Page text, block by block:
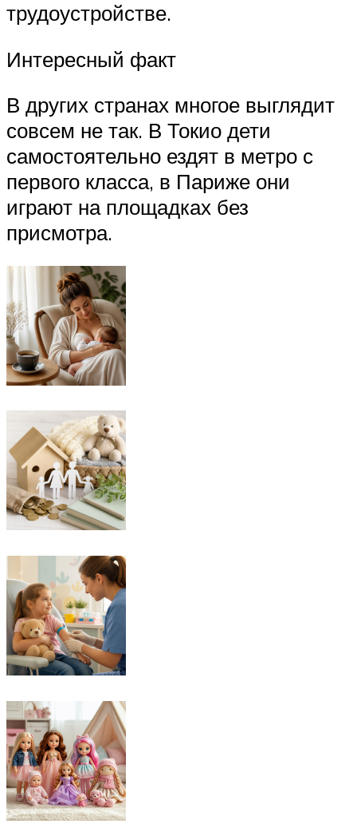
трудоустройстве.
Интересный факт
В других странах многое выглядит
совсем не так. В Токио дети
самостоятельно ездят в метро с
первого класса, в Париже они
играют на площадках без
присмотра.